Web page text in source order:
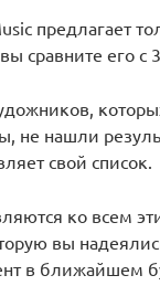
предлагает
сравните его
не нашли
свой список.
ко всем
вы
в ближайшем